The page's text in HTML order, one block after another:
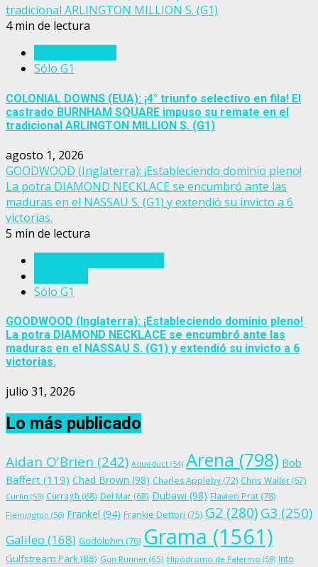
tradicional ARLINGTON MILLION S. (G1)
4 min de lectura
Sólo G1
COLONIAL DOWNS (EUA): ¡4° triunfo selectivo en fila! El
castrado BURNHAM SQUARE impuso su remate en el
tradicional ARLINGTON MILLION S. (G1)
agosto 1, 2026
GOODWOOD (Inglaterra): ¡Estableciendo dominio pleno!
La potra DIAMOND NECKLACE se encumbró ante las
maduras en el NASSAU S. (G1) y extendió su invicto a 6
victorias.
5 min de lectura
Sólo G1
GOODWOOD (Inglaterra): ¡Estableciendo dominio pleno!
La potra DIAMOND NECKLACE se encumbró ante las
maduras en el NASSAU S. (G1) y extendió su invicto a 6
victorias.
julio 31, 2026
Lo más publicado
Aidan O'Brien (242) Aqueduct (54) Arena (798) Bob
Baffert (119) Chad Brown (98) Charles Appleby (72) Chris Waller(67)
Curlin (59) Curragh (68) Del Mar (68) Dubawi (98) Flavien Prat (78)
Flemington (56) Frankel (94) Frankie Dettori (75) G2 (280)G3 (250)
Galileo (168) Godolphin (76) Grama (1561)
Gulfstream Park(88) Gun Runner (65) Hipódromo de Palermo (59) Into